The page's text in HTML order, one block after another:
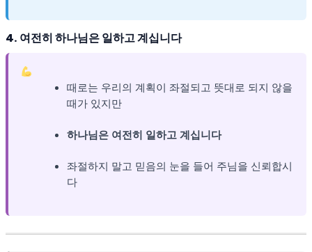
4. 여전히 하나님은 일하고 계십니다
때로는 우리의 계획이 좌절되고 뜻대로 되지 않을
때가 있지만
하나님은 여전히 일하고 계십니다
좌절하지 말고 믿음의 눈을 들어 주님을 신뢰합시
다